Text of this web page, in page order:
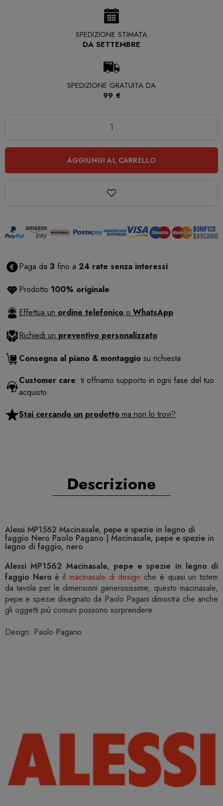
SPEDIZIONE STIMATA
DA SETTEMBRE
SPEDIZIONE GRATUITA DA
99 €
AGGIUNGI AL CARRELLO
Paga da 3 fino a 24 rate senza interessi
Prodotto 100% originale
Effettua un ordine telefonico o WhatsApp
Richiedi un preventivo personalizzato
Consegna al piano & montaggio su richiesta
Customer care: ti offriamo supporto in ogni fase del tuo
acquisto
Stai cercando un prodotto ma non lo trovi?
Descrizione
Alessi MP1562 Macinasale, pepe e spezie in legno di
faggio Nero Paolo Pagano | Macinasale, pepe e spezie in
legno di faggio, nero
Alessi MP1562 Macinasale, pepe e spezie in legno di
faggio Nero è il macinasale di design che è quasi un totem
da tavola per le dimensioni generosissime, questo macinasale,
pepe e spezie disegnato da Paolo Pagani dimostra che anche
gli oggetti più comuni possono sorprendere.
Design: Paolo Pagano